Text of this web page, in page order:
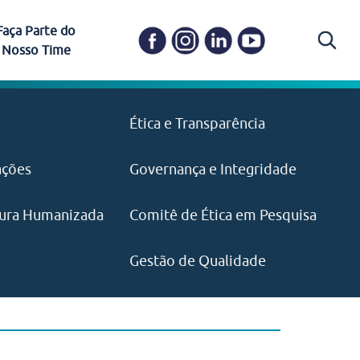
Ética e Transparência
Governança e Integridade
Humanizada Comitê de Ética em Pesquisa
Gestão de Qualidade
Carapicuíba
pelo CEJAM e(11) 97646‑2537
Parte do
Nosso Time
visão e valores?